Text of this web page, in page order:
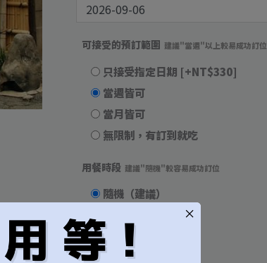
可接受的預訂範圍 建議"當週"以上較易成功訂位
只接受指定日期 [+NT$330]
當週皆可
當月皆可
無限制，有訂到就吃
用餐時段 建議"隨機"較容易成功訂位
隨機（建議）
晚餐
量